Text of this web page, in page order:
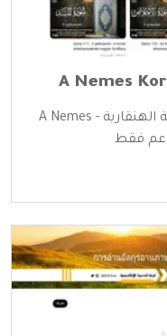
القرآن الكريم وترجمة معانيه باللغة الهنقارية - A Nemes